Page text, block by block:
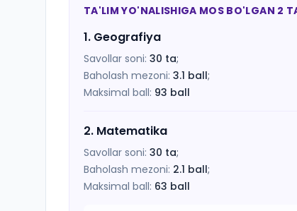
TA'LIM YO'NALISHIGA MOS BO'LGAN 2
1. Geografiya
Savollar soni: 30 ta;
Baholash mezoni: 3.1 ball;
Maksimal ball: 93 ball
2. Matematika
Savollar soni: 30 ta;
Baholash mezoni: 2.1 ball;
Maksimal ball: 63 ball